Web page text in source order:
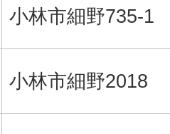
小林市細野735-1
小林市細野2018